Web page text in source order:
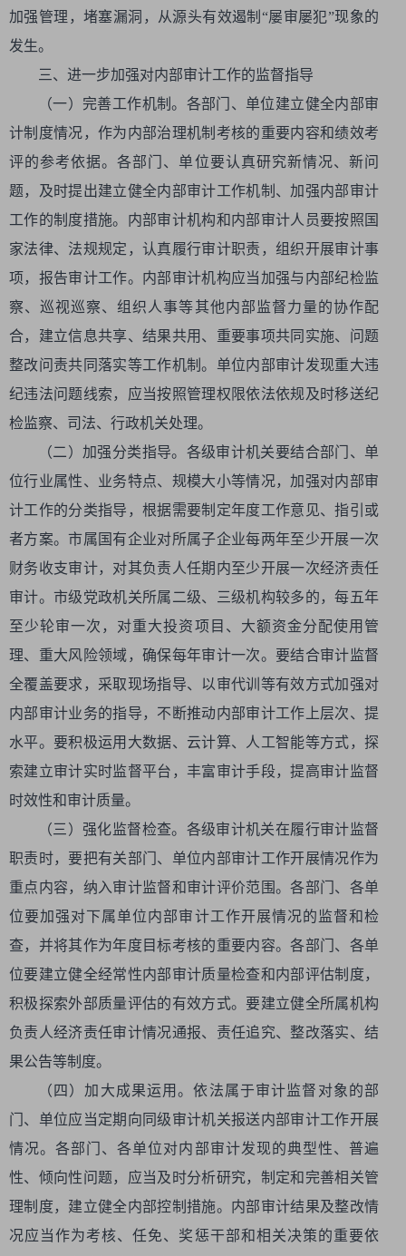
加强管理，堵塞漏洞，从源头有效遏制“屡审屡犯”现象的
发生。
三、进一步加强对内部审计工作的监督指导
（一）完善工作机制。各部门、单位建立健全内部审
计制度情况，作为内部治理机制考核的重要内容和绩效考
评的参考依据。各部门、单位要认真研究新情况、新问
题，及时提出建立健全内部审计工作机制、加强内部审计
工作的制度措施。内部审计机构和内部审计人员要按照国
家法律、法规规定，认真履行审计职责，组织开展审计事
项，报告审计工作。内部审计机构应当加强与内部纪检监
察、巡视巡察、组织人事等其他内部监督力量的协作配
合，建立信息共享、结果共用、重要事项共同实施、问题
整改问责共同落实等工作机制。单位内部审计发现重大违
纪违法问题线索，应当按照管理权限依法依规及时移送纪
检监察、司法、行政机关处理。
（二）加强分类指导。各级审计机关要结合部门、单
位行业属性、业务特点、规模大小等情况，加强对内部审
计工作的分类指导，根据需要制定年度工作意见、指引或
者方案。市属国有企业对所属子企业每两年至少开展一次
财务收支审计，对其负责人任期内至少开展一次经济责任
审计。市级党政机关所属二级、三级机构较多的，每五年
至少轮审一次，对重大投资项目、大额资金分配使用管
理、重大风险领域，确保每年审计一次。要结合审计监督
全覆盖要求，采取现场指导、以审代训等有效方式加强对
内部审计业务的指导，不断推动内部审计工作上层次、提
水平。要积极运用大数据、云计算、人工智能等方式，探
索建立审计实时监督平台，丰富审计手段，提高审计监督
时效性和审计质量。
（三）强化监督检查。各级审计机关在履行审计监督
职责时，要把有关部门、单位内部审计工作开展情况作为
重点内容，纳入审计监督和审计评价范围。各部门、各单
位要加强对下属单位内部审计工作开展情况的监督和检
查，并将其作为年度目标考核的重要内容。各部门、各单
位要建立健全经常性内部审计质量检查和内部评估制度，
积极探索外部质量评估的有效方式。要建立健全所属机构
负责人经济责任审计情况通报、责任追究、整改落实、结
果公告等制度。
（四）加大成果运用。依法属于审计监督对象的部
门、单位应当定期向同级审计机关报送内部审计工作开展
情况。各部门、各单位对内部审计发现的典型性、普遍
性、倾向性问题，应当及时分析研究，制定和完善相关管
理制度，建立健全内部控制措施。内部审计结果及整改情
况应当作为考核、任免、奖惩干部和相关决策的重要依